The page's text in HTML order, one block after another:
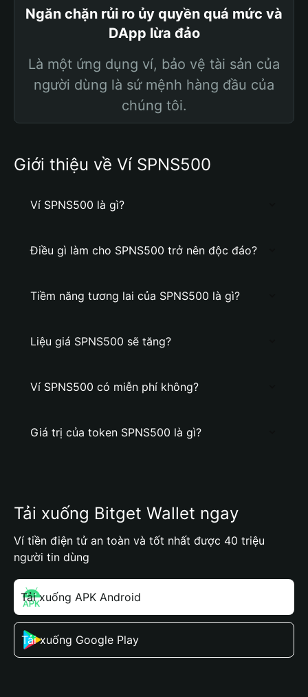
Ngăn chặn rủi ro ủy quyền quá mức và
DApp lừa đảo
Là một ứng dụng ví, bảo vệ tài sản của
người dùng là sứ mệnh hàng đầu của
chúng tôi.
Giới thiệu về Ví SPNS500
Ví SPNS500 là gì?
Điều gì làm cho SPNS500 trở nên độc đáo?
Tiềm năng tương lai của SPNS500 là gì?
Liệu giá SPNS500 sẽ tăng?
Ví SPNS500 có miễn phí không?
Giá trị của token SPNS500 là gì?
Tải xuống Bitget Wallet ngay
Ví tiền điện tử an toàn và tốt nhất được 40 triệu
người tin dùng
Tải xuống APK Android
Tải xuống Google Play